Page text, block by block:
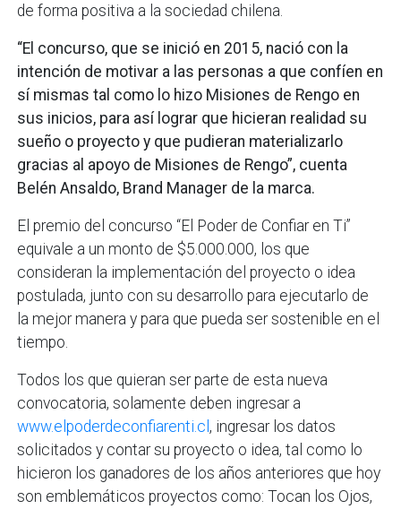
de forma positiva a la sociedad chilena.
“El concurso, que se inició en 2015, nació con la
intención de motivar a las personas a que confíen en
sí mismas tal como lo hizo Misiones de Rengo en
sus inicios, para así lograr que hicieran realidad su
sueño o proyecto y que pudieran materializarlo
gracias al apoyo de Misiones de Rengo”, cuenta
Belén Ansaldo, Brand Manager de la marca.
El premio del concurso “El Poder de Confiar en Ti”
equivale a un monto de $5.000.000, los que
consideran la implementación del proyecto o idea
postulada, junto con su desarrollo para ejecutarlo de
la mejor manera y para que pueda ser sostenible en el
tiempo.
Todos los que quieran ser parte de esta nueva
convocatoria, solamente deben ingresar a
www.elpoderdeconfiarenti.cl , ingresar los datos
solicitados y contar su proyecto o idea, tal como lo
hicieron los ganadores de los años anteriores que hoy
son emblemáticos proyectos como: Tocan los Ojos,